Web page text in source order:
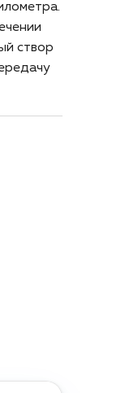
створ